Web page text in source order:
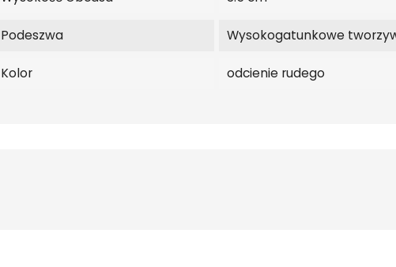
Podeszwa Wysokogatunkowe
Kolor odcienie rudego